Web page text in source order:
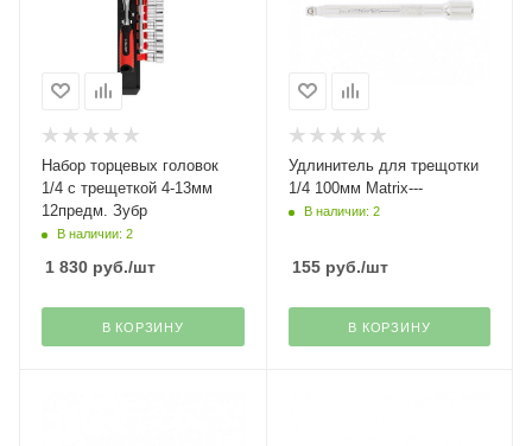
Набор торцевых головок
1/4 с трещеткой 4-13мм
12предм. Зубр
В наличии: 2
1 830 руб./шт
В КОРЗИНУ
Удлинитель для трещотки
1/4 100мм Matrix---
В наличии: 2
155руб./шт
В КОРЗИНУ